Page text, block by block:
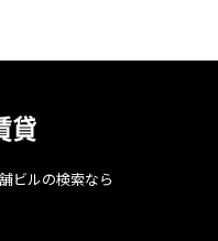
ビルの検索なら